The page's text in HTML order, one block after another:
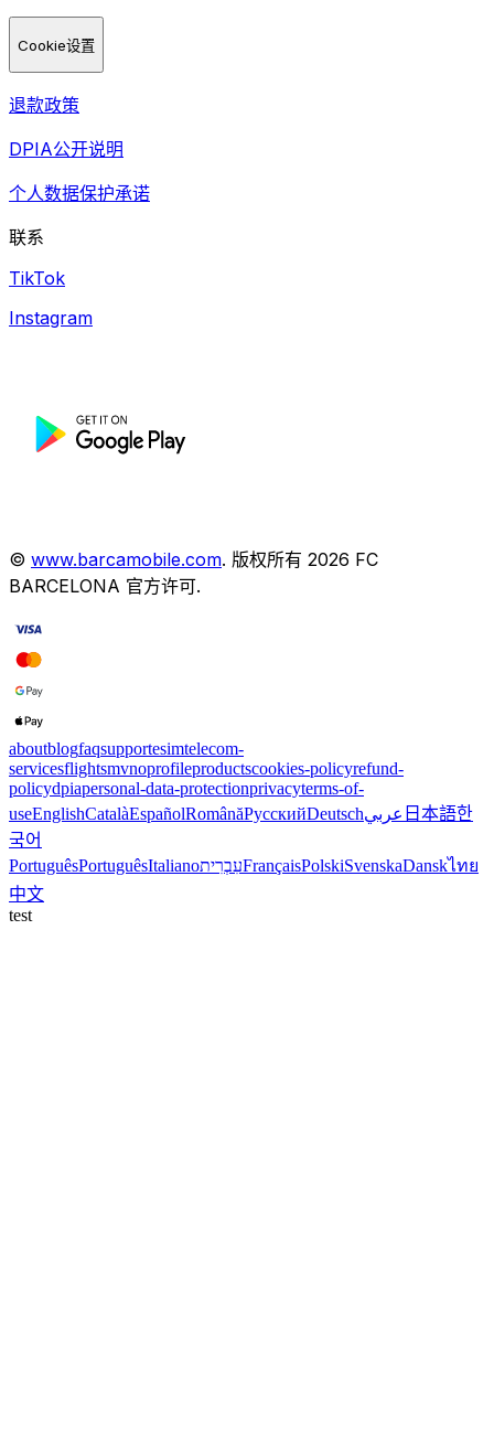
Cookie设置
退款政策
DPIA公开说明
个人数据保护承诺
联系
TikTok
Instagram
© www.barcamobile.com. 版权所有 2026 FC
BARCELONA 官方许可.
aboutblogfaqsupportesimtelecom-
servicesflightsmvnoprofileproductscookies-policyrefund-
policydpiapersonal-data-protectionprivacyterms-of-
useEnglishCatalàEspañolRomânăРусскийDeutschعربي 日本語한
국어
PortuguêsPortuguêsItalianoעִבְרִיתFrançaisPolskiSvenskaDanskไทย
中文
test